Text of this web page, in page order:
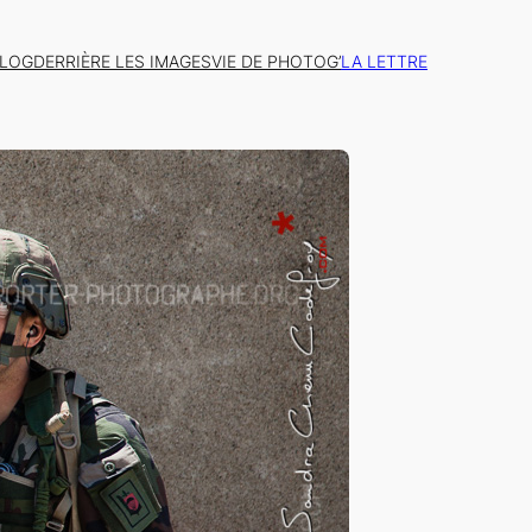
DERRIÈRE LES IMAGESVIE DE PHOTOG’LA LETTRE